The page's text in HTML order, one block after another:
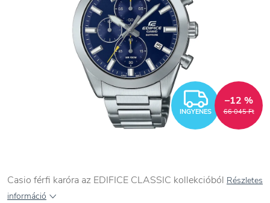
INGYENES 66 045 Ft
–12 %
Casio férfi karóra az EDIFICE CLASSIC kollekcióból Részletes
információ